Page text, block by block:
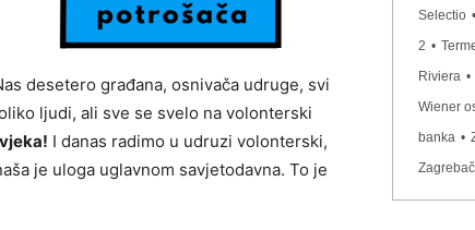
desetero građana, osnivača udruge, svi
ljudi, ali sve se svelo na volonterski
I danas radimo u udruzi volonterski,
je uloga uglavnom savjetodavna. To je
Selectio •
2 •
Riviera •
Wiener
banka •